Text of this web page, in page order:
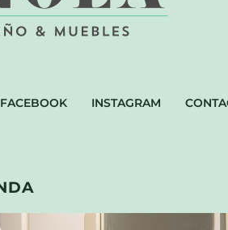
FACEBOOK INSTAGRAM